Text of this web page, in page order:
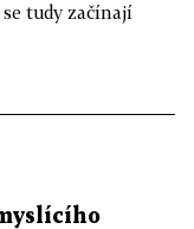
tudy začínají